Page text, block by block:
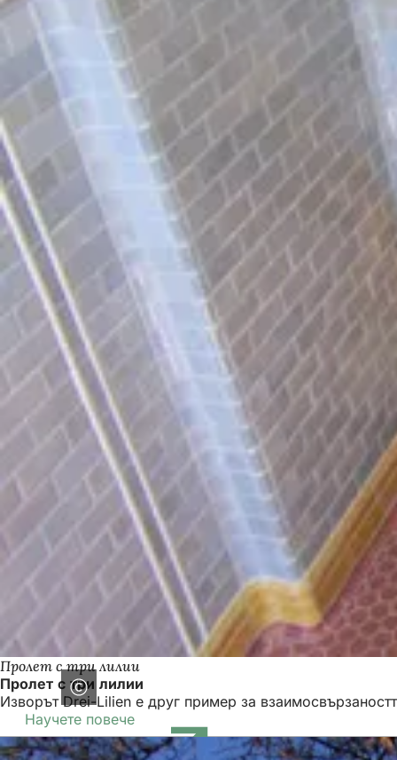
Пролет с три лилии
Пролет с три лилии
Изворът Drei-Lilien е друг пример за
Научете повече
се
в